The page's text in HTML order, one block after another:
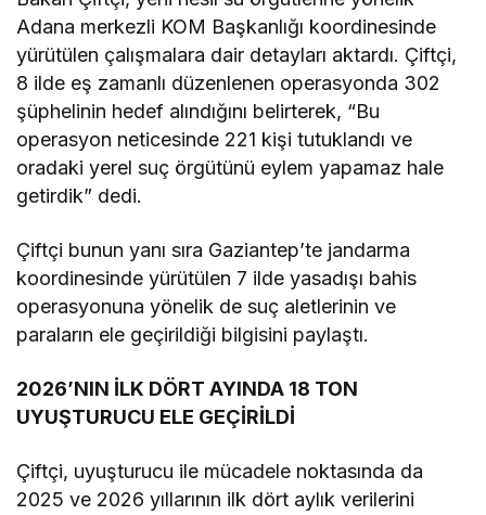
Adana merkezli KOM Başkanlığı koordinesinde
yürütülen çalışmalara dair detayları aktardı. Çiftçi,
8 ilde eş zamanlı düzenlenen operasyonda 302
şüphelinin hedef alındığını belirterek, “Bu
operasyon neticesinde 221 kişi tutuklandı ve
oradaki yerel suç örgütünü eylem yapamaz hale
getirdik” dedi.
Çiftçi bunun yanı sıra Gaziantep’te jandarma
koordinesinde yürütülen 7 ilde yasadışı bahis
operasyonuna yönelik de suç aletlerinin ve
paraların ele geçirildiği bilgisini paylaştı.
2026’NIN İLK DÖRT AYINDA 18 TON
UYUŞTURUCU ELE GEÇİRİLDİ
Çiftçi, uyuşturucu ile mücadele noktasında da
2025 ve 2026 yıllarının ilk dört aylık verilerini